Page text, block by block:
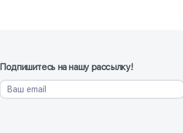
Подпишитесь на нашу рассылку!